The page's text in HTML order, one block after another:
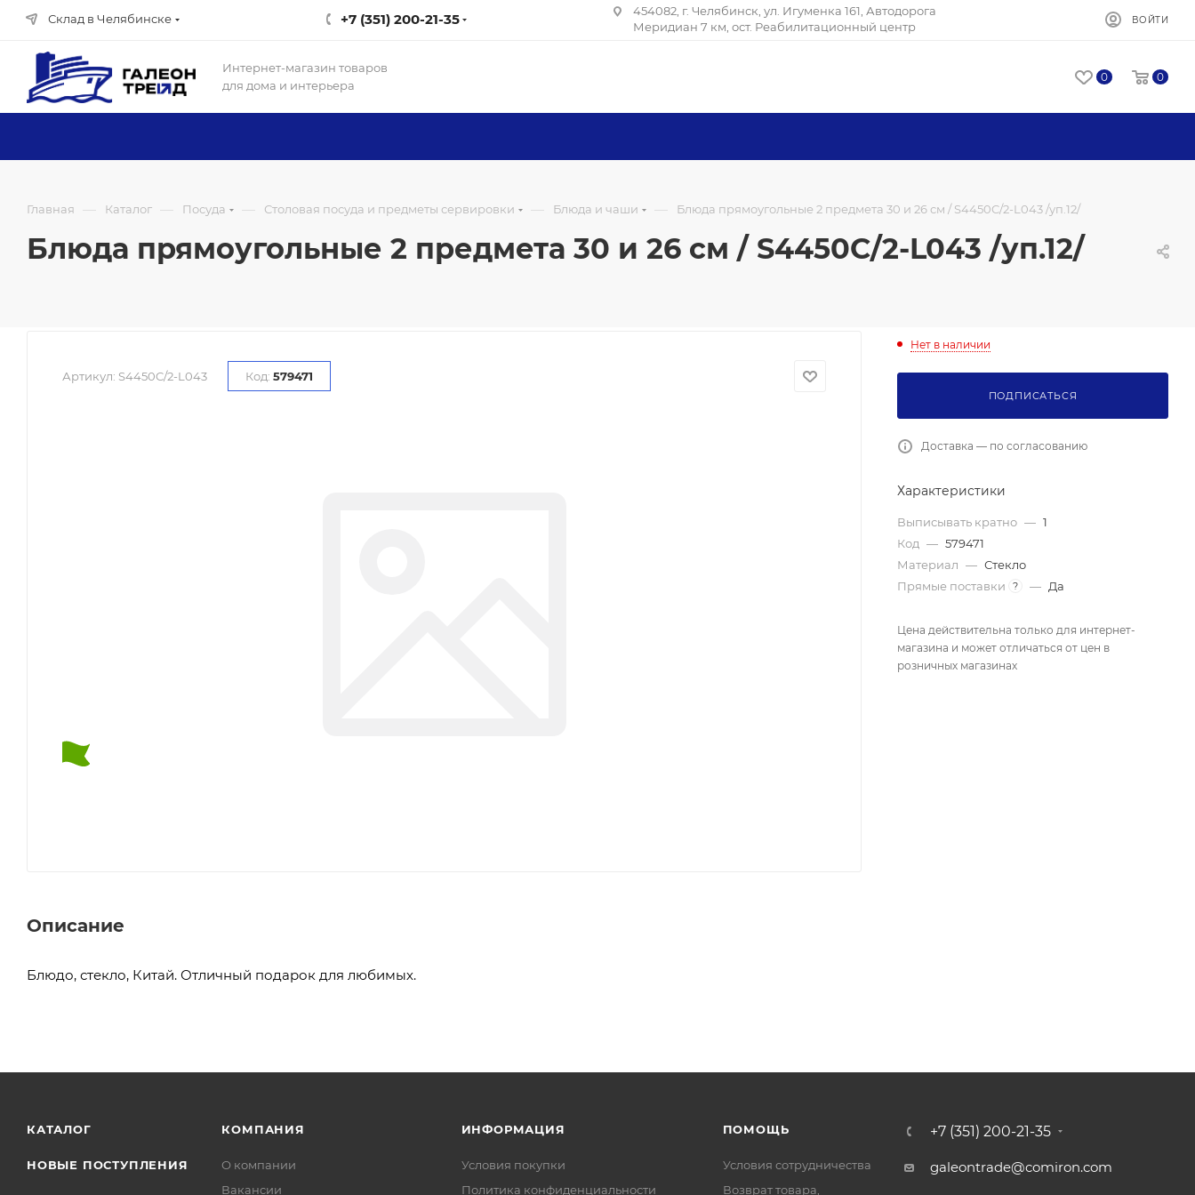
Склад в Челябинске +7 (351) 200-21-35
454082, г. Челябинск, ул. Игуменка 161, Автодорога
Меридиан 7 км, ост. Реабилитационный центр
ВОЙТИ
Интернет-магазин товаров
для дома и интерьера
0 0
Главная — Каталог — Посуда — Столовая посуда и предметы сервировки — Блюда и чаши — Блюда прямоугольные 2 предмета 30 и 26 см / S4450C/2-L043 /уп.12/
Блюда прямоугольные 2 предмета 30 и 26 см / S4450C/2-L043 /уп.12/
Артикул: S4450C/2-L043 Код: 579471
Описание
Блюдо, стекло, Китай. Отличный подарок для любимых.
Нет в наличии
ПОДПИСАТЬСЯ
Доставка — по согласованию
Характеристики
Выписывать кратно — 1
Код — 579471
Материал — Стекло
Прямые поставки
? — Да
Цена действительна только для интернет-
магазина и может отличаться от цен в
розничных магазинах
КАТАЛОГ
НОВЫЕ ПОСТУПЛЕНИЯ
КОМПАНИЯ
О компании
Вакансии
ИНФОРМАЦИЯ
Условия покупки
Политика конфиденциальности
ПОМОЩЬ
Условия сотрудничества
Возврат товара,
+7 (351) 200-21-35
galeontrade@comiron.com